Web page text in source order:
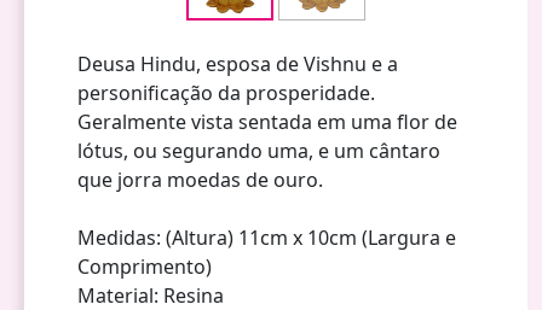
Deusa Hindu, esposa de Vishnu e a
personificação da prosperidade.
Geralmente vista sentada em uma flor de
lótus, ou segurando uma, e um cântaro
que jorra moedas de ouro.
Medidas: (Altura) 11cm x 10cm (Largura e
Comprimento)
Material: Resina